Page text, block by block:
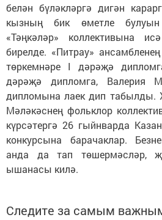
белән бүләкләргә дигән
кызның бик өметле
«Тәңкәләр» коллективына
бирелде. «Питрау»
төркемнәре I дәрәҗә
дәрәҗә дипломга, Валерия
дипломына лаек дип табылды.
Мәләкәснең фольклор
күрсәтергә 26 гыйнварда
конкурсына барачаклар.
анда да тап төшермәсләр,
ышанасы килә.
Следите за самым